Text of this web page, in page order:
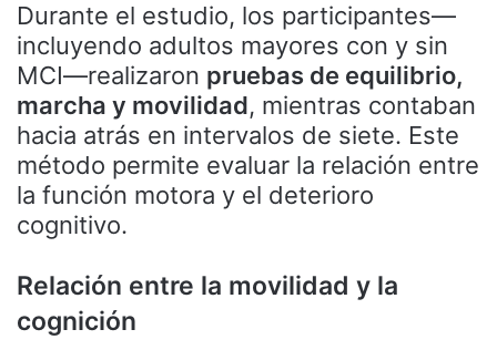
Durante el estudio, los participantes—
incluyendo adultos mayores con y sin
MCI—realizaron pruebas de equilibrio,
marcha y movilidad, mientras contaban
hacia atrás en intervalos de siete. Este
método permite evaluar la relación entre
la función motora y el deterioro
cognitivo.
Relación entre la movilidad y la
cognición